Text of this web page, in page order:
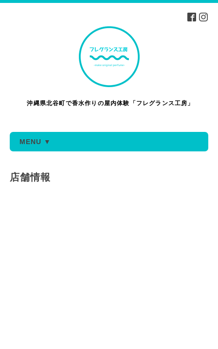
沖縄県北谷町で香水作りの屋内体験「フレグランス工房」
MENU ▼
店舗情報